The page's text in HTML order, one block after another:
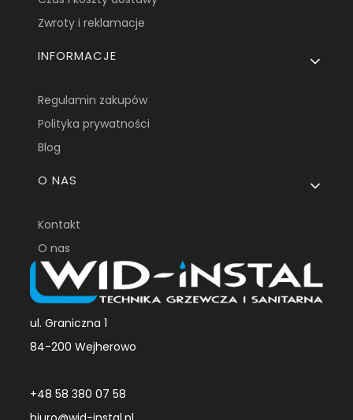
Zwroty i reklamacje
INFORMACJE
Regulamin zakupów
Polityka prywatności
Blog
O NAS
Kontakt
O nas
ul. Graniczna 1
84-200 Wejherowo
+48 58 380 07 58